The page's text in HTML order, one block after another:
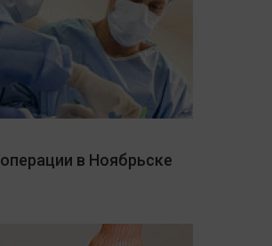
в Ноябрьске